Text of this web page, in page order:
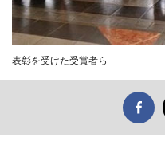
表彰を受けた受賞者ら